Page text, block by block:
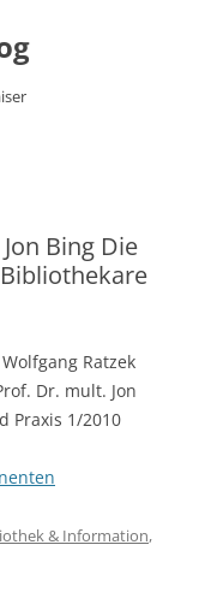
Bing Die
Ratzek
Dr. mult. Jon
Praxis 1/2010
& Information,